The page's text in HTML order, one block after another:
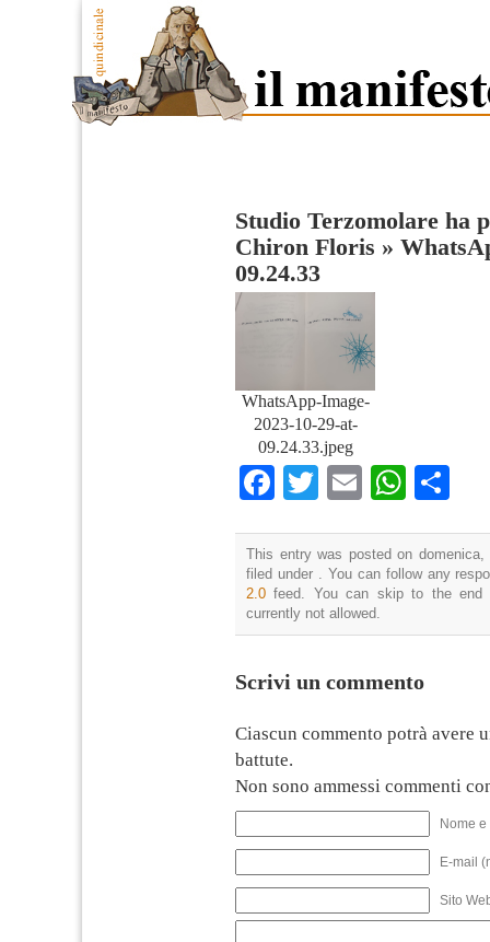
Studio Terzomolare ha
Chiron Floris »
09.24.33
WhatsApp-Image-
2023-10-29-at-
09.24.33.jpeg
Facebook
TwitterEmail
This entry was posted on
filed under . You can follow any
2.0 feed. You can skip to the end
currently not allowed.
Scrivi un commento
Ciascun commento potrà avere
battute.
Non sono ammessi commenti
Nome
E-mail
Sito